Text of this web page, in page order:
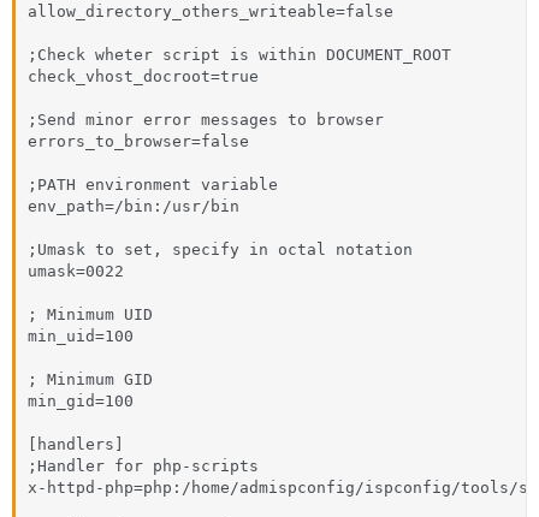
allow_directory_others_writeable=false
;Check wheter script is within DOCUMENT_ROOT
check_vhost_docroot=true
;Send minor error messages to browser
errors_to_browser=false
;PATH environment variable
env_path=/bin:/usr/bin
;Umask to set, specify in octal notation
umask=0022
; Minimum UID
min_uid=100
; Minimum GID
min_gid=100
[handlers]
;Handler for php-scripts
x-httpd-php=php:/home/admispconfig/ispconfig/tools/